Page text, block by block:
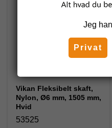
Vikan Fleksibelt skaft,
Nylon, Ø6 mm, 1505 mm,
Hvid
53525
Jeg
Privat